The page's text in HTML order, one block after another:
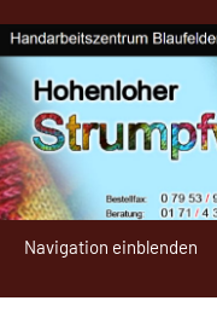
Navigation einblenden